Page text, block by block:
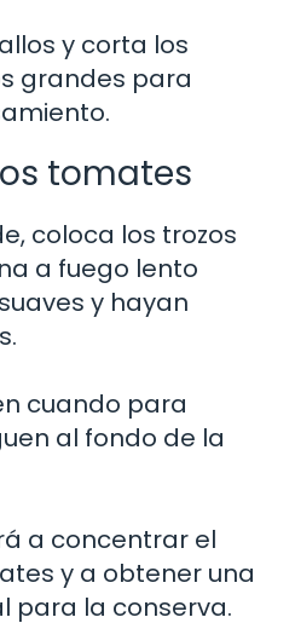
y corta los
grandes para
tomates
coloca los trozos
a fuego lento
y hayan
cuando para
al fondo de la
a concentrar el
y a obtener una
para la conserva.